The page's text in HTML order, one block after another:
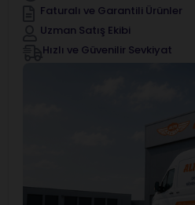
Faturalı ve Garantili Ürünler
Uzman Satış Ekibi
Hızlı ve Güvenilir Sevkiyat